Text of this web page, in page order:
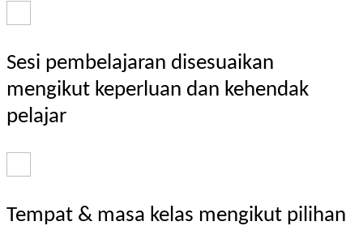
Sesi pembelajaran disesuaikan
mengikut keperluan dan kehendak
pelajar
Tempat & masa kelas mengikut pilihan